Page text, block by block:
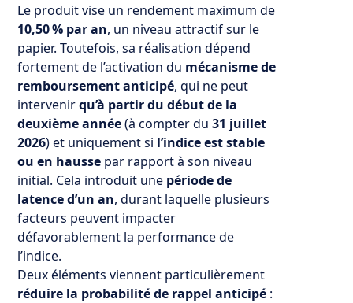
Le produit vise un rendement maximum de
10,50 % par an, un niveau attractif sur le
papier. Toutefois, sa réalisation dépend
fortement de l’activation du mécanisme de
remboursement anticipé, qui ne peut
intervenirqu’à partir du début de la
deuxième année(à compter du31 juillet
2026) et uniquement si l’indice est stable
ou en hausse par rapport à son niveau
initial. Cela introduit une période de
latence d’un an, durant laquelle plusieurs
facteurs peuvent impacter
défavorablement la performance de
l’indice.
Deux éléments viennent particulièrement
réduire la probabilité de rappel anticipé :